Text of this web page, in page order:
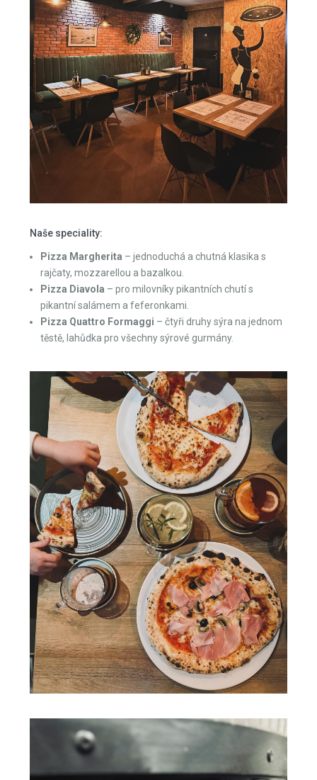
Naše speciality:
Pizza Margherita – jednoduchá a chutná klasika s
rajčaty, mozzarellou a bazalkou.
Pizza Diavola – pro milovníky pikantních chutí s
pikantní salámem a feferonkami.
Pizza Quattro Formaggi – čtyři druhy sýra na jednom
těstě, lahůdka pro všechny sýrové gurmány.